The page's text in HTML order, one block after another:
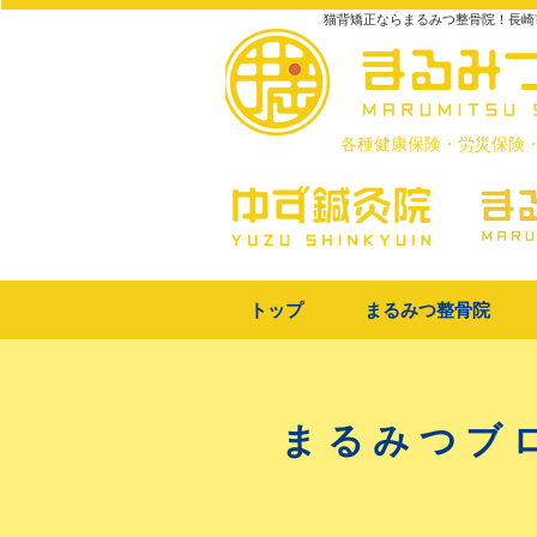
猫背矯正ならまるみつ整骨院！長
各種健康保険・労災保険
トップ まるみつ整骨院
まるみつブ